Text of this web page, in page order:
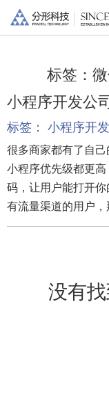
标签：
小程序开发公
标签： 小程序开
很多商家都有了自
小程序优先级都更
码，让用户能打开
有流量渠道的用户
没有